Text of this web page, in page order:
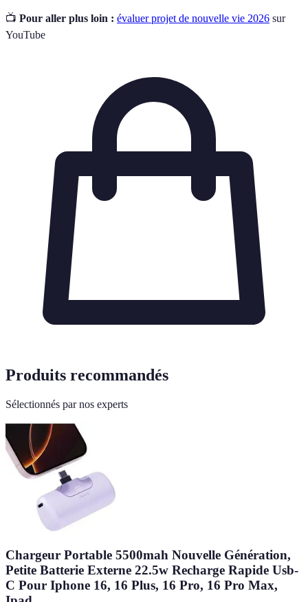
📺 Pour aller plus loin : évaluer projet de nouvelle vie 2026 sur
YouTube
Produits recommandés
Sélectionnés par nos experts
Chargeur Portable 5500mah Nouvelle Génération,
Petite Batterie Externe 22.5w Recharge Rapide Usb-
C Pour Iphone 16, 16 Plus, 16 Pro, 16 Pro Max,